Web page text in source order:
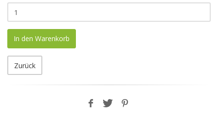
In den Warenkorb
Zurück